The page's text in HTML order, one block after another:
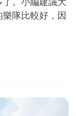
隊比較好，因